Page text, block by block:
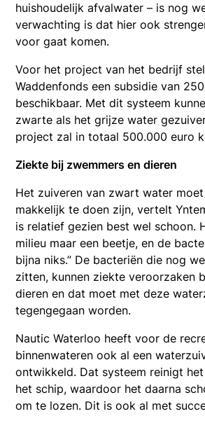
huishoudelijk afvalwater – is nog
verwachting is dat hier ook
voor gaat komen.
Voor het project van het bedrijf
Waddenfonds een subsidie van
beschikbaar. Met dit systeem
zwarte als het grijze water
project zal in totaal 500.000 euro
Ziekte bij zwemmers en dieren
Het zuiveren van zwart water
makkelijk te doen zijn, vertelt
is relatief gezien best wel schoon.
milieu maar een beetje, en de
bijna niks.” De bacteriën die nog
zitten, kunnen ziekte veroorzaken
dieren en dat moet met deze
tegengegaan worden.
Nautic Waterloo heeft voor de
binnenwateren ook al een
ontwikkeld. Dat systeem reinigt
het schip, waardoor het daarna
om te lozen. Dit is ook al met